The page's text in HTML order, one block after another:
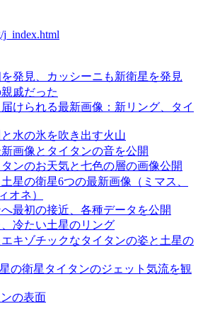
j_index.html
発見、カッシーニも新衛星を発見
戚だった
けられる最新画像：新リング、タイ
水の氷を吹き出す火山
画像とタイタンの音を公開
ンのお天気と七色の層の画像公開
星の衛星6つの最新画像（ミマス、
オネ）
最初の接近、各種データを公開
冷たい土星のリング
キゾチックなタイタンの姿と土星の
の衛星タイタンのジェット気流を観
の表面